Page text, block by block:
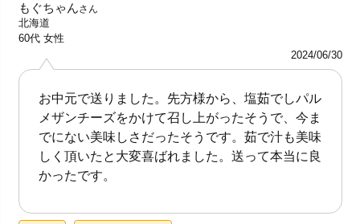
もぐちゃんさん
北海道
60代 女性
2024/06/30
お中元で送りました。先方様から、塩茹でしパル
メザンチーズをかけて召し上がったそうで、今ま
でにない美味しさだったそうです。茹で汁も美味
しく頂いたと大変喜ばれました。送って本当に良
かったです。